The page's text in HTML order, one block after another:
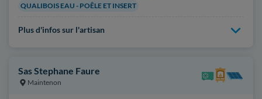
QUALIBOIS EAU - POÊLE ET INSERT
Plus d'infos sur l'artisan
Sas Stephane Faure
Maintenon